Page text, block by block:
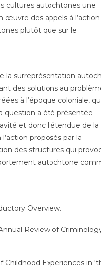
cultures autochtones une
des appels à l’action
plutôt que sur le
la surreprésentation
des solutions au
à l’époque coloniale,
question a été présentée
et donc l’étendue de la
proposés par la
des structures qui
autochtone
Overview.
Review of
Childhood Experiences in